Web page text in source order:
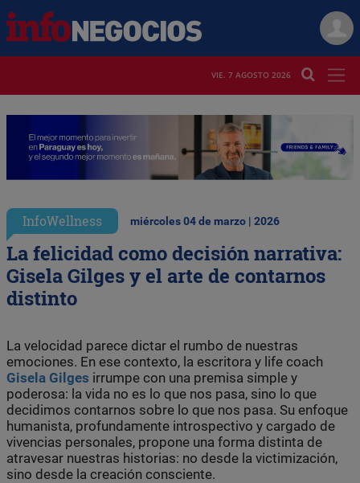
VIE. 7 AGOSTO 2026
InfoWellness miércoles 04 de marzo | 2026
La felicidad como decisión narrativa:
Gisela Gilges y el arte de contarnos
distinto
La velocidad parece dictar el rumbo de nuestras
emociones. En ese contexto, la escritora y life coach
Gisela Gilges irrumpe con una premisa simple y
poderosa: la vida no es lo que nos pasa, sino lo que
decidimos contarnos sobre lo que nos pasa. Su enfoque
humanista, profundamente introspectivo y cargado de
vivencias personales, propone una forma distinta de
atravesar nuestras historias: no desde la victimización,
sino desde la creación consciente.